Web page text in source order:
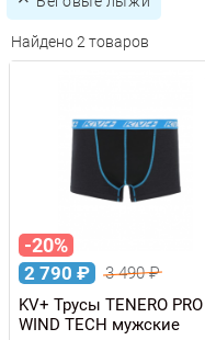
Найдено 2 товаров
-20%
2 790 ₽ 3 490₽
KV+ Трусы TENERO PRO
WIND TECH мужские